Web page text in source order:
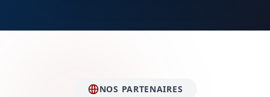
NOS PARTENAIRES